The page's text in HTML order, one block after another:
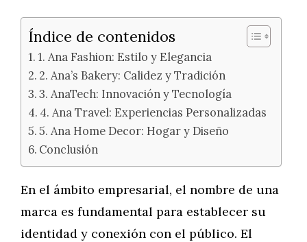
Índice de contenidos
1. Ana Fashion: Estilo y Elegancia
2. Ana’s Bakery: Calidez y Tradición
3. AnaTech: Innovación y Tecnología
4. Ana Travel: Experiencias Personalizadas
5. Ana Home Decor: Hogar y Diseño
Conclusión
En el ámbito empresarial, el nombre de una
marca es fundamental para establecer su
identidad y conexión con el público. El